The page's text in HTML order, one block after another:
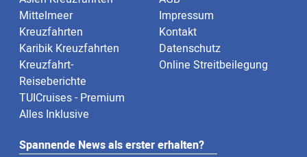
Mittelmeer
Kreuzfahrten
Karibik Kreuzfahrten
Kreuzfahrt-
Reiseberichte
TUICruises - Premium
Alles Inklusive
Impressum
Kontakt
Datenschutz
Online Streitbeilegung
Spannende News als erster erhalten?